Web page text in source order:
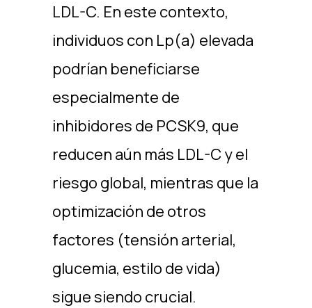
LDL-C. En este contexto,
individuos con Lp(a) elevada
podrían beneficiarse
especialmente de
inhibidores de PCSK9, que
reducen aún más LDL-C y el
riesgo global, mientras que la
optimización de otros
factores (tensión arterial,
glucemia, estilo de vida)
sigue siendo crucial. ​